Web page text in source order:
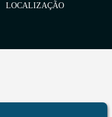
LOCALIZAÇÃO